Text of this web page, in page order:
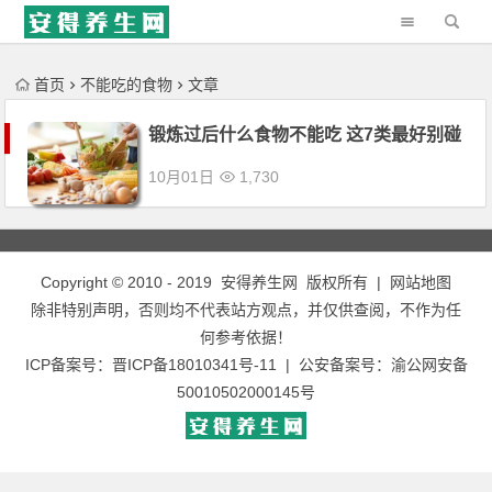
'); })();
首页 不能吃的食物 文章
锻炼过后什么食物不能吃 这7类最好别碰
10月01日 1,730
Copyright © 2010 - 2019 安得养生网 版权所有 |
网站地图
除非特别声明，否则均不代表站方观点，并仅供查阅，不作为任
何参考依据！
ICP备案号： 晋ICP备18010341号-11 | 公安备案号： 渝公网安备
50010502000145号